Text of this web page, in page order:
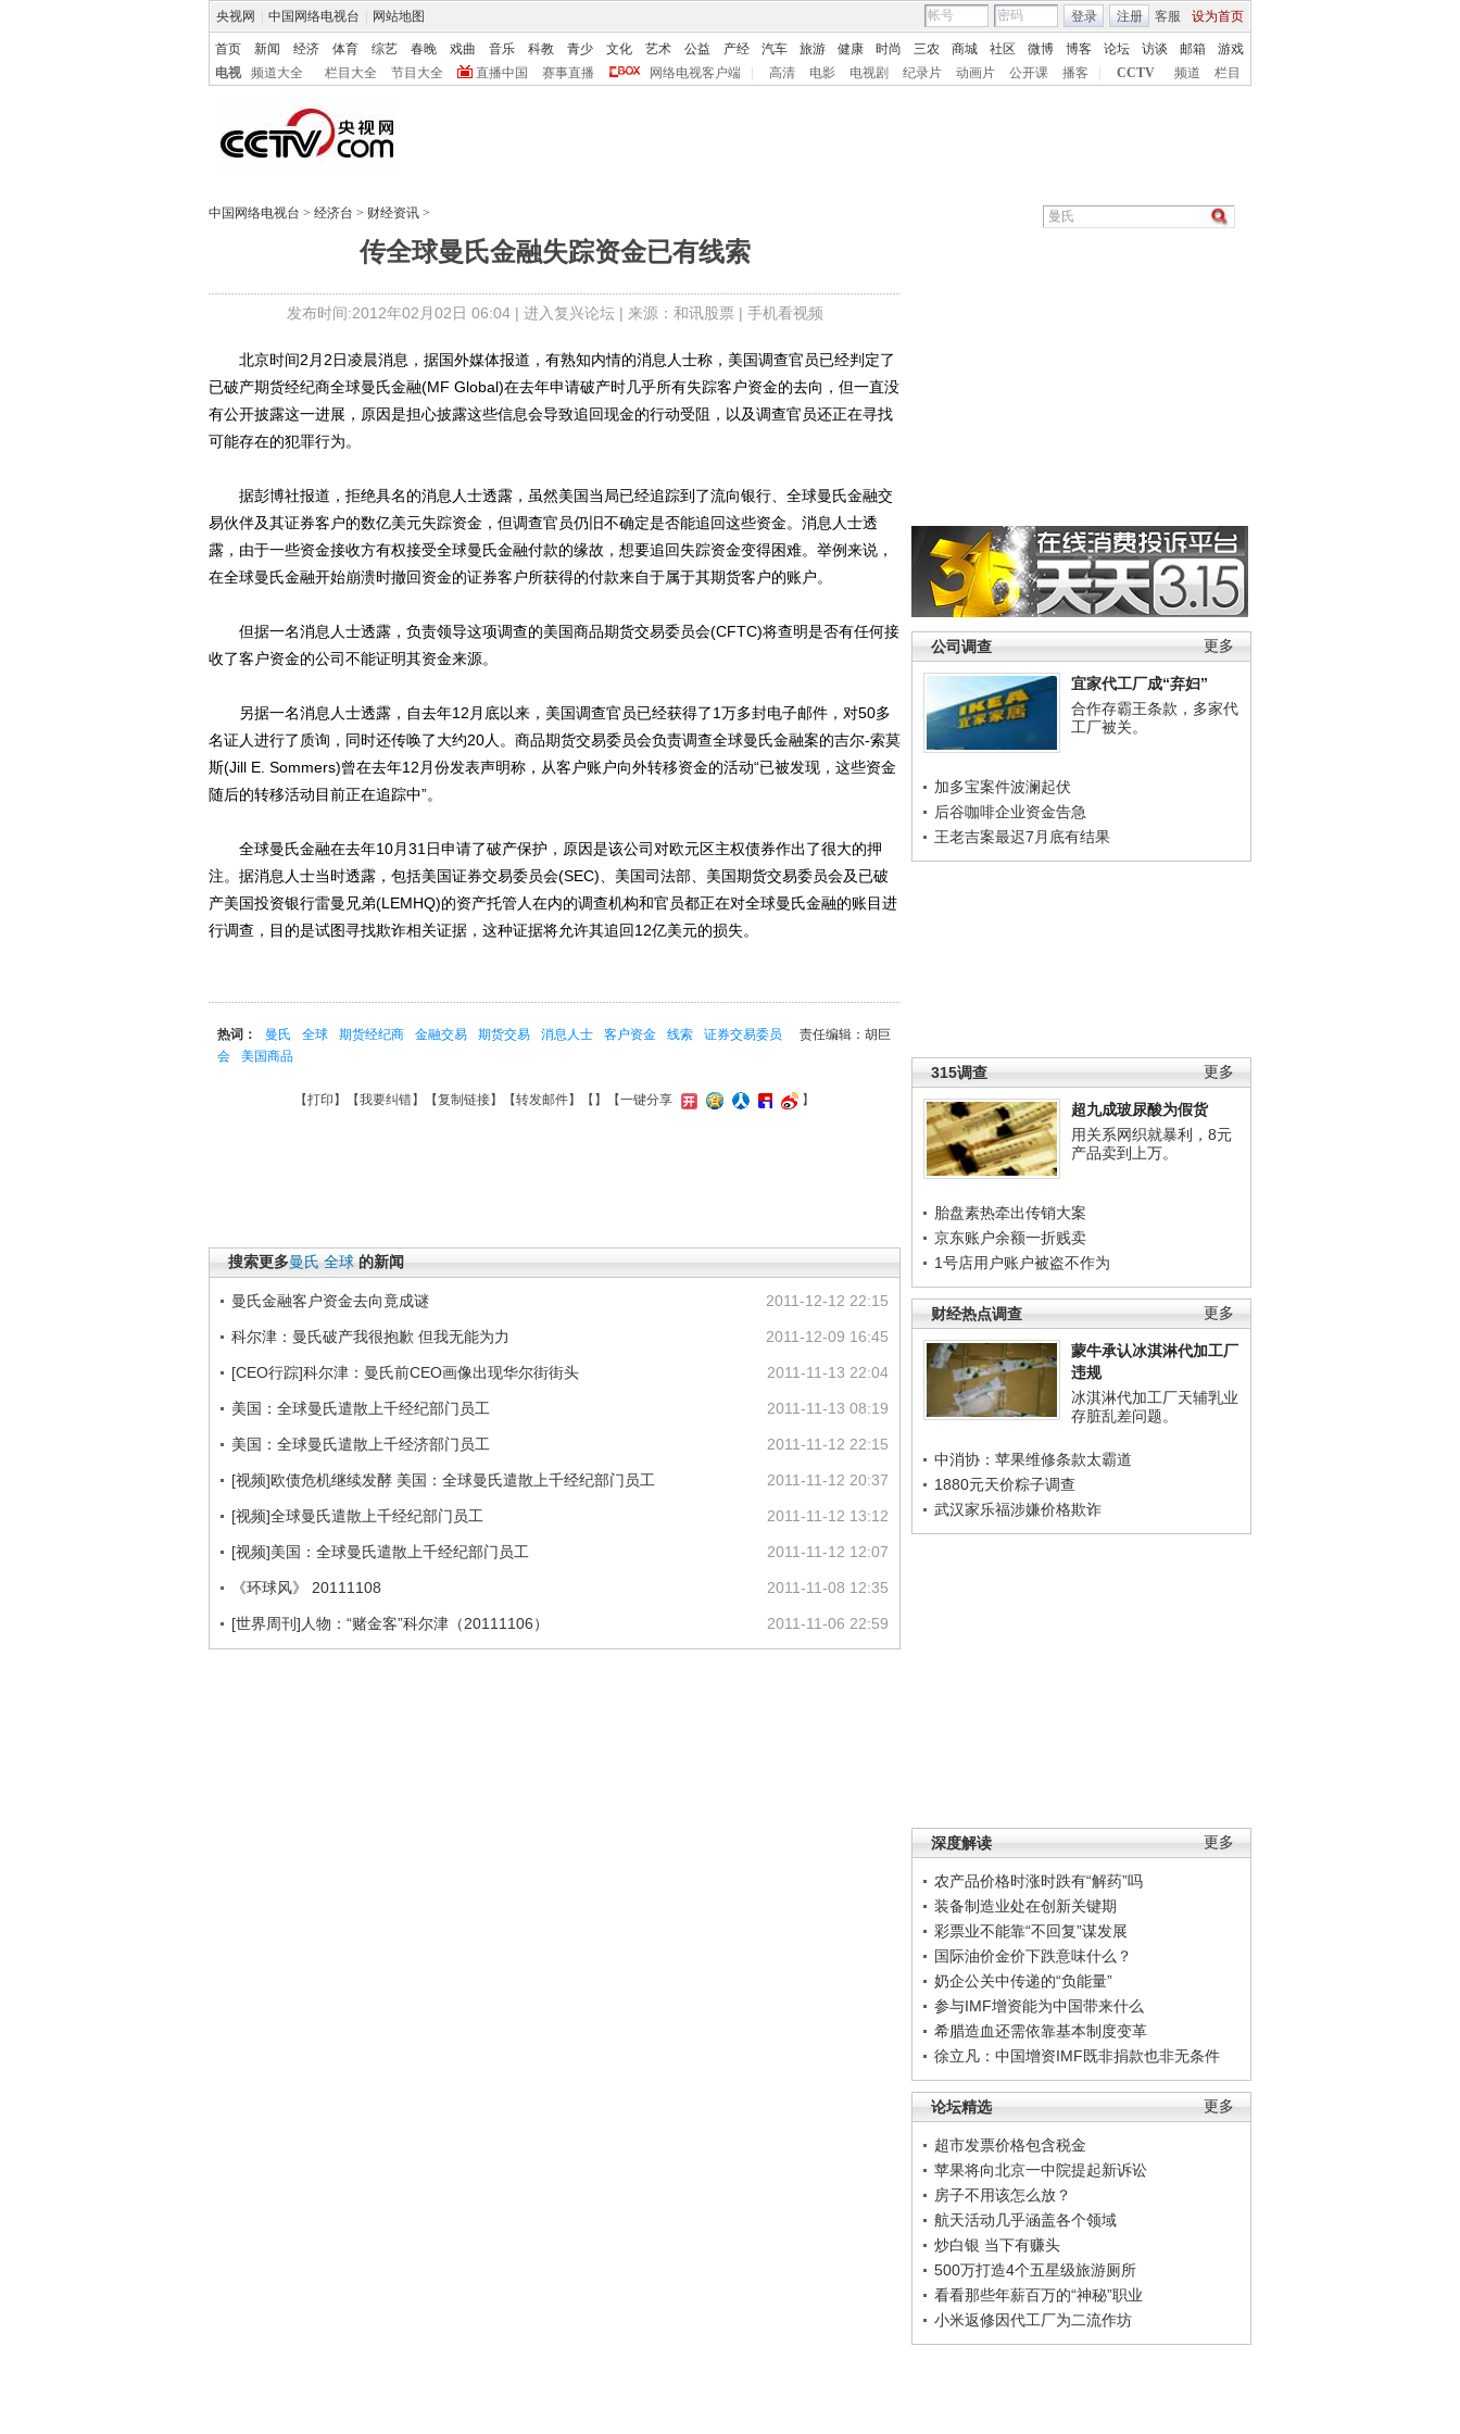
央视网 中国网络电视台 网站地图 客服 设为首页
登录 注册
首页 新闻 经济 体育 综艺 春晚 戏曲 音乐 科教 青少 文化 艺术 公益 产经 汽车 旅游 健康 时尚 三农 商城 社区 微博 博客 论坛 访谈 邮箱
游戏
电视
频道大全 栏目大全 节目大全 直播中国 赛事直播 网络电视客户端 高清 电影 电视剧 纪录片 动画片 公开课 播客 CCTV 频道 栏目
中国网络电视台 > 经济台 > 财经资讯 >
传全球曼氏金融失踪资金已有线索
发布时间:2012年02月02日 06:04 | 进入复兴论坛| 来源：和讯股票 | 手机看视频
更多
公司调查
宜家代工厂成“弃妇”
合作存霸王条款，多家代
工厂被关。
加多宝案件波澜起伏
后谷咖啡企业资金告急
王老吉案最迟7月底有结果
更多
315调查
超九成玻尿酸为假货
用关系网织就暴利，8元
产品卖到上万。
胎盘素热牵出传销大案
京东账户余额一折贱卖
1号店用户账户被盗不作为
更多
财经热点调查
蒙牛承认冰淇淋代加工厂
违规
冰淇淋代加工厂天辅乳业
存脏乱差问题。
中消协：苹果维修条款太霸道
1880元天价粽子调查
武汉家乐福涉嫌价格欺诈
更多
深度解读
农产品价格时涨时跌有“解药”吗
装备制造业处在创新关键期
彩票业不能靠“不回复”谋发展
国际油价金价下跌意味什么？
奶企公关中传递的“负能量”
参与IMF增资能为中国带来什么
希腊造血还需依靠基本制度变革
徐立凡：中国增资IMF既非捐款也非无条件
更多
论坛精选
超市发票价格包含税金
苹果将向北京一中院提起新诉讼
房子不用该怎么放？
航天活动几乎涵盖各个领域
炒白银 当下有赚头
500万打造4个五星级旅游厕所
看看那些年薪百万的“神秘”职业
小米返修因代工厂为二流作坊
北京时间2月2日凌晨消息，据国外媒体报道，有熟知内情的消息人士称，美国调查官员已经判定了
已破产期货经纪商全球曼氏金融(MF Global)在去年申请破产时几乎所有失踪客户资金的去向，但一直没
有公开披露这一进展，原因是担心披露这些信息会导致追回现金的行动受阻，以及调查官员还正在寻找
可能存在的犯罪行为。
据彭博社报道，拒绝具名的消息人士透露，虽然美国当局已经追踪到了流向银行、全球曼氏金融交
易伙伴及其证券客户的数亿美元失踪资金，但调查官员仍旧不确定是否能追回这些资金。消息人士透
露，由于一些资金接收方有权接受全球曼氏金融付款的缘故，想要追回失踪资金变得困难。举例来说，
在全球曼氏金融开始崩溃时撤回资金的证券客户所获得的付款来自于属于其期货客户的账户。
但据一名消息人士透露，负责领导这项调查的美国商品期货交易委员会(CFTC)将查明是否有任何接
收了客户资金的公司不能证明其资金来源。
另据一名消息人士透露，自去年12月底以来，美国调查官员已经获得了1万多封电子邮件，对50多
名证人进行了质询，同时还传唤了大约20人。商品期货交易委员会负责调查全球曼氏金融案的吉尔-索莫
斯(Jill E. Sommers)曾在去年12月份发表声明称，从客户账户向外转移资金的活动“已被发现，这些资金
随后的转移活动目前正在追踪中”。
全球曼氏金融在去年10月31日申请了破产保护，原因是该公司对欧元区主权债券作出了很大的押
注。据消息人士当时透露，包括美国证券交易委员会(SEC)、美国司法部、美国期货交易委员会及已破
产美国投资银行雷曼兄弟(LEMHQ)的资产托管人在内的调查机构和官员都正在对全球曼氏金融的账目进
行调查，目的是试图寻找欺诈相关证据，这种证据将允许其追回12亿美元的损失。
责任编辑：胡巨
热词： 曼氏 全球 期货经纪商 金融交易 期货交易 消息人士 客户资金 线索
证券交易委员
会
美国商品
【打印 】【我要纠错】【复制链接】【转发邮件】【 】 【一键分享 】
搜索更多曼氏 全球 的新闻
2011-12-12 22:15
曼氏金融客户资金去向竟成谜
2011-12-09 16:45
科尔津：曼氏破产我很抱歉 但我无能为力
2011-11-13 22:04
[CEO行踪]科尔津：曼氏前CEO画像出现华尔街街头
2011-11-13 08:19
美国：全球曼氏遣散上千经纪部门员工
2011-11-12 22:15
美国：全球曼氏遣散上千经济部门员工
2011-11-12 20:37
[视频]欧债危机继续发酵 美国：全球曼氏遣散上千经纪部门员工
2011-11-12 13:12
[视频]全球曼氏遣散上千经纪部门员工
2011-11-12 12:07
[视频]美国：全球曼氏遣散上千经纪部门员工
2011-11-08 12:35
《环球风》 20111108
2011-11-06 22:59
[世界周刊]人物：“赌金客”科尔津（20111106）